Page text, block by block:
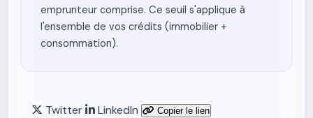
emprunteur comprise. Ce seuil s'applique à
l'ensemble de vos crédits (immobilier +
consommation).
Twitter LinkedIn Copier le lien